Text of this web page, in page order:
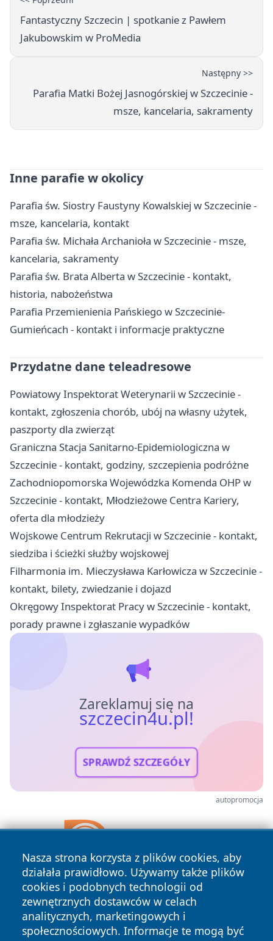
Fantastyczny Szczecin | spotkanie z Pawłem
Jakubowskim w ProMedia
Następny >>
Parafia Matki Bożej Jasnogórskiej w Szczecinie -
msze, kancelaria, sakramenty
Inne parafie w okolicy
Parafia św. Siostry Faustyny Kowalskiej w Szczecinie -
msze, kancelaria, kontakt
Parafia św. Michała Archanioła w Szczecinie - msze,
kancelaria, sakramenty
Parafia św. Brata Alberta w Szczecinie - kontakt,
historia, nabożeństwa
Parafia Przemienienia Pańskiego w Szczecinie-
Gumieńcach - kontakt i informacje praktyczne
Przydatne dane teleadresowe
Powiatowy Inspektorat Weterynarii w Szczecinie -
kontakt, zgłoszenia chorób, ubój na własny użytek,
paszporty dla zwierząt
Graniczna Stacja Sanitarno-Epidemiologiczna w
Szczecinie - kontakt, godziny, szczepienia podróżne
Zachodniopomorska Wojewódzka Komenda OHP w
Szczecinie - kontakt, Młodzieżowe Centra Kariery,
oferta dla młodzieży
Wojskowe Centrum Rekrutacji w Szczecinie - kontakt,
siedziba i ścieżki służby wojskowej
Filharmonia im. Mieczysława Karłowicza w Szczecinie -
kontakt, bilety, zwiedzanie i dojazd
Okręgowy Inspektorat Pracy w Szczecinie - kontakt,
porady prawne i zgłaszanie wypadków
Zareklamuj się na
szczecin4u.pl!
SPRAWDŹ SZCZEGÓŁY
autopromocja
Nasza strona korzysta z plików cookies, aby
działała prawidłowo. Używamy także plików
cookies i podobnych technologii od
zewnętrznych dostawców w celach
analitycznych, marketingowych i
społecznościowych. Informacje te mogą być